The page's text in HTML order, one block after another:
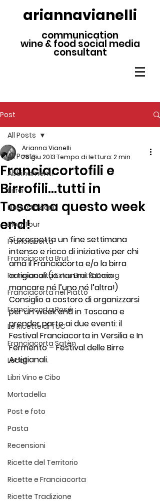
ariannavianelli
communication
wine & food social media
consultant
Post
All Posts
Abbinamenti
Birra
Degustazioni
Blog Tour
Franciacorta
Franciacorta Brut
Franciacorta Extra Brut & Dosag
Franciacorta nel Piatto
Franciacorta Rosé
Le Ricette di TUC
Franciacorta Satèn
Locali
Libri Vino e Cibo
Mortadella
Post e foto
Pasta
Recensioni
Ricette del Territorio
Ricette e Franciacorta
Ricette Tradizione
All Posts
Franciacortofili e
Birrofili…tutti in
Toscana questo week
end!
Arianna Vianelli
26 giu 2013Tempo di lettura: 2 min
Si prospetta un fine settimana
intenso e ricco di iniziative per chi
ama il Franciacorta e/o la birra
artigianali (io non mi faccio
mancare né l’uno né l’altra!)
Consiglio a costoro di organizzarsi
per un week end in Toscana e
prender parte ai due eventi: il
Festival Franciacorta in Versilia e In
Fermento – Festival delle Birre
Artigianali.